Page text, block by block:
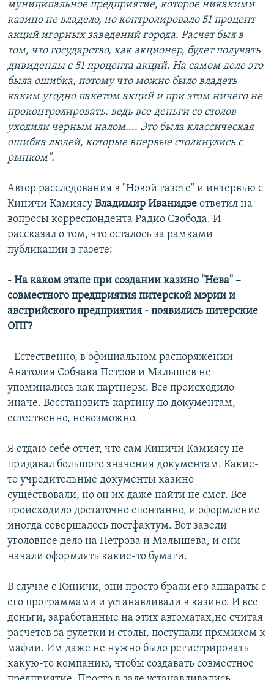
муниципальное предприятие, которое никакими
казино не владело, но контролировало 51 процент
акций игорных заведений города. Расчет был в
том, что государство, как акционер, будет получать
дивиденды с 51 процента акций. На самом деле это
была ошибка, потому что можно было владеть
каким угодно пакетом акций и при этом ничего не
проконтролировать: ведь все деньги со столов
уходили черным налом.... Это была классическая
ошибка людей, которые впервые столкнулись с
рынком".
Автор расследования в "Новой газете" и интервью с
Киничи Камиясу Владимир Иванидзе ответил на
вопросы корреспондента Радио Свобода. И
рассказал о том, что осталось за рамками
публикации в газете:
- На каком этапе при создании казино "Нева" –
совместного предприятия питерской мэрии и
австрийского предприятия - появились питерские
ОПГ?
- Естественно, в официальном распоряжении
Анатолия Собчака Петров и Малышев не
упоминались как партнеры. Все происходило
иначе. Восстановить картину по документам,
естественно, невозможно.
Я отдаю себе отчет, что сам Киничи Камиясу не
придавал большого значения документам. Какие-
то учредительные документы казино
существовали, но он их даже найти не смог. Все
происходило достаточно спонтанно, и оформление
иногда совершалось постфактум. Вот завели
уголовное дело на Петрова и Малышева, и они
начали оформлять какие-то бумаги.
В случае с Киничи, они просто брали его аппараты с
его программами и устанавливали в казино. И все
деньги, заработанные на этих автоматах,не считая
расчетов за рулетки и столы, поступали прямиком к
мафии. Им даже не нужно было регистрировать
какую-то компанию, чтобы создавать совместное